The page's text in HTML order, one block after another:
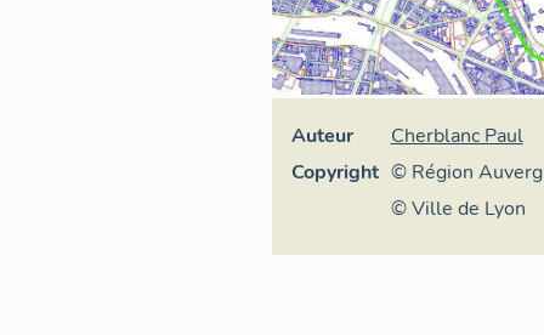
Auteur
Cherblanc Paul
Copyright © Région
Alpes,
© Ville de Lyon